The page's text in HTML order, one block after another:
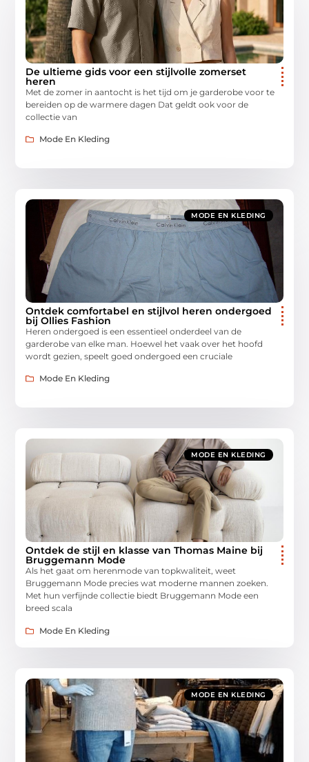
De ultieme gids voor een stijlvolle zomerset
heren
Met de zomer in aantocht is het tijd om je garderobe voor te
bereiden op de warmere dagen Dat geldt ook voor de
collectie van
Mode En Kleding
MODE EN KLEDING
Ontdek comfortabel en stijlvol heren ondergoed
bij Ollies Fashion
Heren ondergoed is een essentieel onderdeel van de
garderobe van elke man. Hoewel het vaak over het hoofd
wordt gezien, speelt goed ondergoed een cruciale
Mode En Kleding
MODE EN KLEDING
Ontdek de stijl en klasse van Thomas Maine bij
Bruggemann Mode
Als het gaat om herenmode van topkwaliteit, weet
Bruggemann Mode precies wat moderne mannen zoeken.
Met hun verfijnde collectie biedt Bruggemann Mode een
breed scala
Mode En Kleding
MODE EN KLEDING